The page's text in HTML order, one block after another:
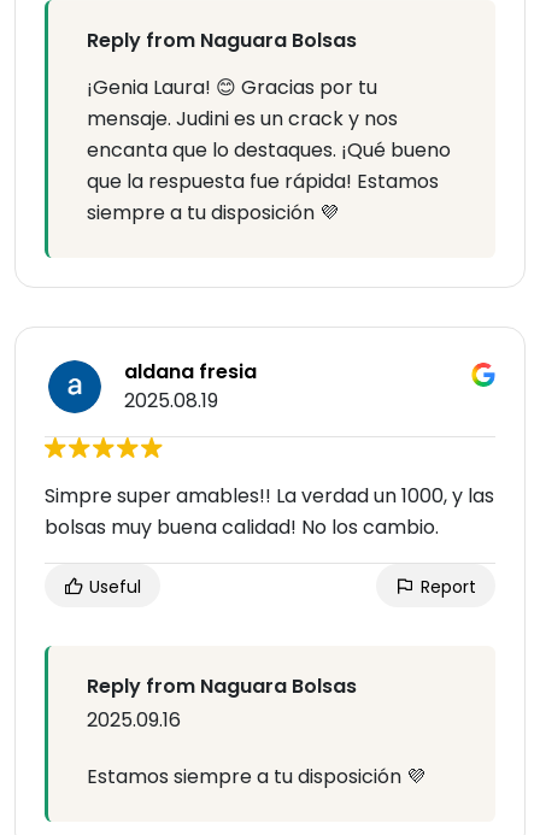
Reply from Naguara Bolsas
¡Genia Laura! 😊 Gracias por tu
mensaje. Judini es un crack y nos
encanta que lo destaques. ¡Qué bueno
que la respuesta fue rápida! Estamos
siempre a tu disposición 💜
aldana fresia
2025.08.19
Simpre super amables!! La verdad un 1000, y las
bolsas muy buena calidad! No los cambio.
Useful Report
Reply from Naguara Bolsas
2025.09.16
Estamos siempre a tu disposición 💜